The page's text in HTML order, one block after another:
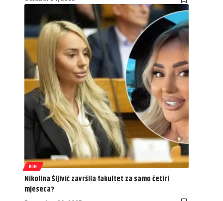
BIH
Nikolina Šljivić završila fakultet za samo četiri
mjeseca?